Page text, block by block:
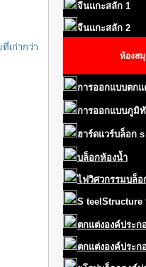
เก่ากว่า
จีนแกะสลัก 1
จีนแกะสลัก 2
ห้องส
การออกแบบตกแ
การออกแบบภูมิ
ฮาร์ดแวร์บล็อก s
บล็อกห้องน้ำ
ไฟวิศวกรรมบล็อ
S teel Structure
ตกแต่งองค์ประก
ตกแต่งองค์ประก